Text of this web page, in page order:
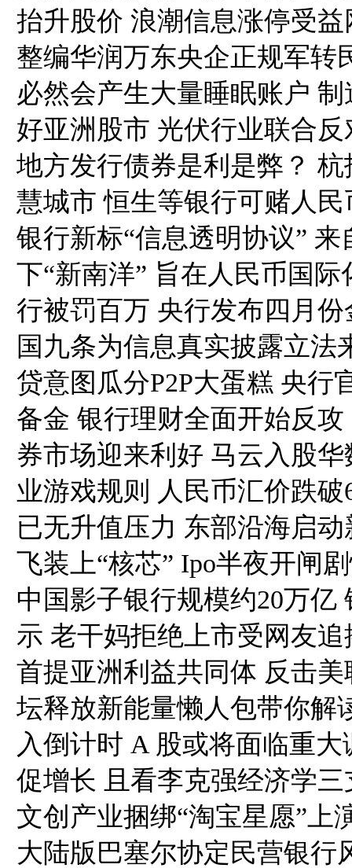
抬升股价 浪潮信息涨停受
整编华润万东央企正规军转
必然会产生大量睡眠账户
好亚洲股市 光伏行业联合
地方发行债券是利是弊？
慧城市 恒生等银行可赌人
银行新标“信息透明协议”
下“新南洋” 旨在人民币国
行被罚百万 央行发布四月
国九条为信息真实披露立
贷意图瓜分P2P大蛋糕 央行
备金 银行理财全面开始反
券市场迎来利好 马云入股
业游戏规则 人民币汇价跌
已无升值压力 东部沿海启
飞装上“核芯” Ipo半夜开闸
中国影子银行规模约20万亿
示 老干妈拒绝上市受网友
首提亚洲利益共同体 反击
坛释放新能量懒人包带你解
入倒计时 A 股或将面临重
促增长 且看李克强经济学
文创产业捆绑“淘宝星愿”上
大陆版巴塞尔协定民营银行